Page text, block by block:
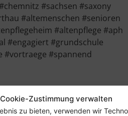
Cookie-Zustimmung verwalten
zu bieten, verwenden wir
#sachsen #saxony
#altemenschen #senioren
#altenpflege #aph
#engagiert #grundschule
#vortraege #spannend